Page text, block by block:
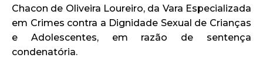
Chacon de Oliveira Loureiro, da Vara Especializada
em Crimes contra a Dignidade Sexual de Crianças
e Adolescentes, em razão de sentença
condenatória.